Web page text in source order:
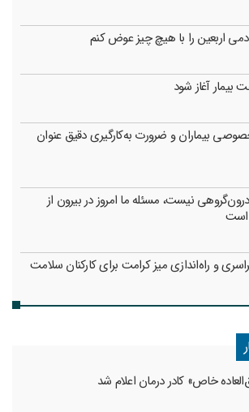
اربعین را با هیچ چیز عوض کنم
بیمار آغاز شود
بیماران و ضرورت به‌کارگیری دقیق عنوان
نیست، مسئله ما امروز در بیرون از
است
و راه‌اندازی میز کرامت برای کارکنان سلامت
خاص» کادر درمان اعلام شد